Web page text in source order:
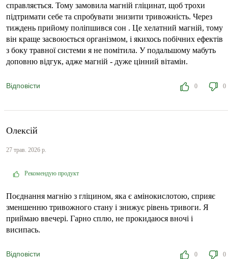
справляється. Тому замовила магній гліцинат, щоб трохи
підтримати себе та спробувати знизити тривожність. Через
тиждень прийому поліпшився сон . Це хелатний магній, тому
він краще засвоюється організмом, і якихось побічних ефектів
з боку травної системи я не помітила. У подальшому мабуть
доповню відгук, адже магній - дуже цінний вітамін.
Відповісти 0 0
Олексій
27 трав. 2026 р.
Рекомендую продукт
Поєднання магнію з гліцином, яка є амінокислотою, сприяє
зменшенню тривожного стану і знижує рівень тривоги. Я
приймаю ввечері. Гарно сплю, не прокидаюся вночі і
висипась.
Відповісти 0 0